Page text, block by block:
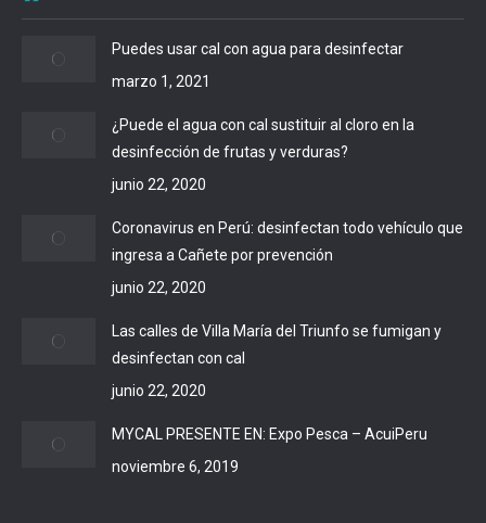
Puedes usar cal con agua para desinfectar
marzo 1, 2021
¿Puede el agua con cal sustituir al cloro en la
desinfección de frutas y verduras?
junio 22, 2020
Coronavirus en Perú: desinfectan todo vehículo que
ingresa a Cañete por prevención
junio 22, 2020
Las calles de Villa María del Triunfo se fumigan y
desinfectan con cal
junio 22, 2020
MYCAL PRESENTE EN: Expo Pesca – AcuiPeru
noviembre 6, 2019